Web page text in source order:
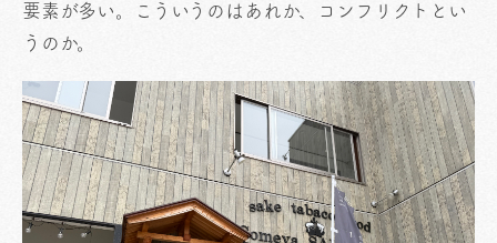
要素が多い。こういうのはあれか、コンフリクトとい
うのか。